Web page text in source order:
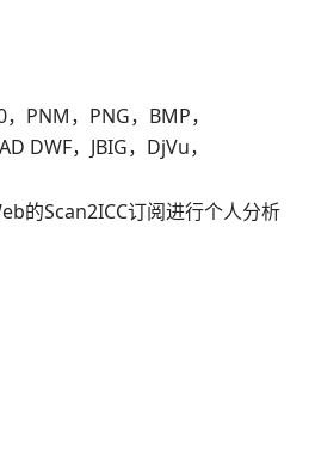
PNM，PNG，BMP，
DWF，JBIG，DjVu，
的Scan2ICC订阅进行个人分析